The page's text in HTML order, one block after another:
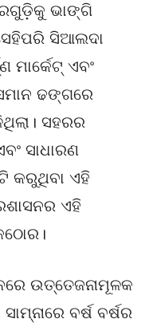
ଭାଙ୍ଗି
ସିଆଲଦା
ମାର୍କେଟ୍ ଏବଂ
ଢଙ୍ଗରେ
ସହରର
ସାଧାରଣ
କରୁଥିବା ଏହି
ଏହି
ଉତ୍ତେଜନାମୂଳକ
ବର୍ଷ ବର୍ଷର